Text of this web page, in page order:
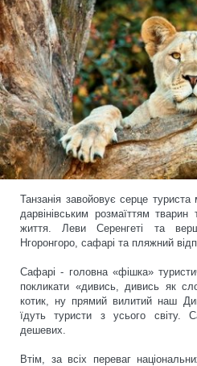
Танзанія завойовує серце
дарвінівським розмаїттям
життя. Леви Серенгеті та
Нгоронгоро, сафарі та пляжний
Сафарі - головна «фішка»
покликати «дивись, дивись як
котик, ну прямий вилитий наш
їдуть туристи з усього світу.
дешевих.
Втім, за всіх переваг